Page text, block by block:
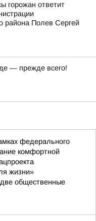
горожан ответит
района Полев Сергей
— прежде всего!
федерального
комфортной
жизни»
общественные